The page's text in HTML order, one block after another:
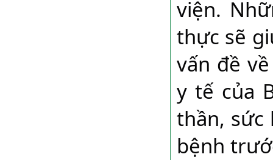
viện.
thực sẽ
vấn đề
y tế của
thần, sức
bệnh